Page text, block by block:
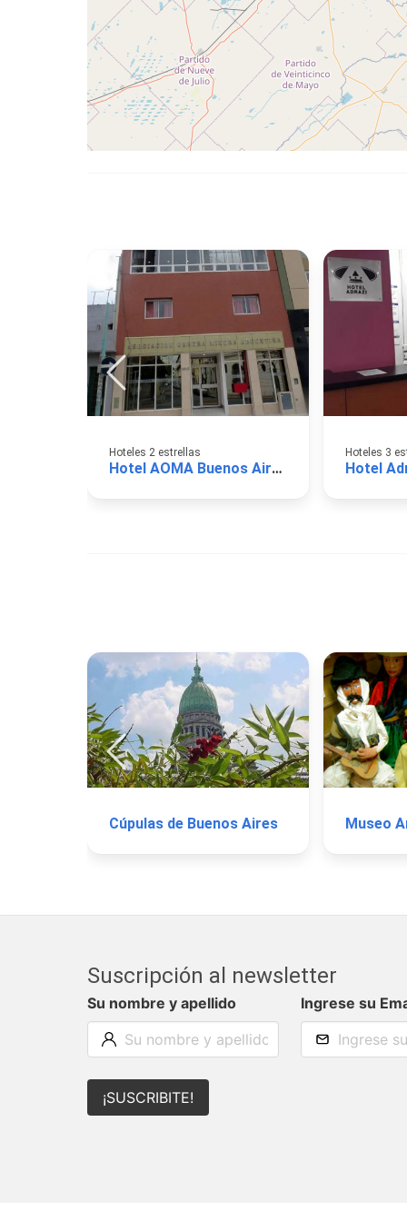
Hoteles 2 estrellas
Hotel AOMA Buenos Aires
Hoteles 3
Hotel
Cúpulas de Buenos Aires
Suscripción al newsletter
Su nombre y apellido Ingrese su
¡SUSCRIBITE!